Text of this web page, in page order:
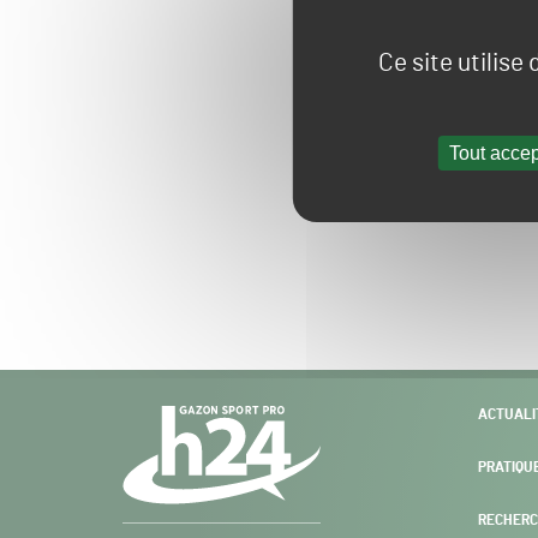
Ce site utilise
Tout